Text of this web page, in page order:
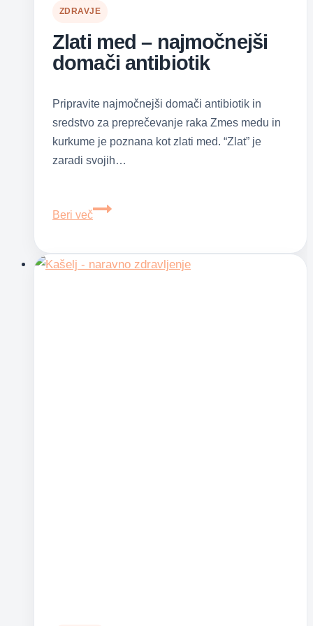
ZDRAVJE
Zlati med – najmočnejši
domači antibiotik
Pripravite najmočnejši domači antibiotik in
sredstvo za preprečevanje raka Zmes medu in
kurkume je poznana kot zlati med. “Zlat” je
zaradi svojih…
Beri več
Zlati
najmočnejši